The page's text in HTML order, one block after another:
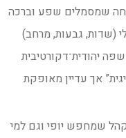
שמסמלים שפע וברכה
(שדות, גבעות, מרחב)
יהודית־דקורטיבית
אך עדיין מאופקת
שמחפש יופי וגם למי